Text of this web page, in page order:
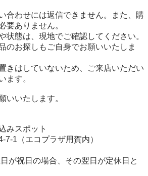
合わせには返信できません。また、購
要ありません。
状態は、現地でご確認してください。
のお探しもご自身でお願いいたしま
きはしていないため、ご来店いただい
ます。
いいたします。
みスポット
7-1（エコプラザ用賀内）
が祝日の場合、その翌日が定休日と